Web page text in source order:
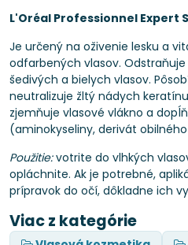
L'Oréal Professionnel Expert
Je určený na oživenie lesku a
odfarbených vlasov.
šedivých a bielych vlasov.
neutralizuje žltý nádych
zjemňuje vlasové vlákno a
(aminokyseliny, derivát
Použitie:votrite do vlhkých
opláchnite. Ak je potrebné,
prípravok do očí, dôkladne ich
Viac z kategórie